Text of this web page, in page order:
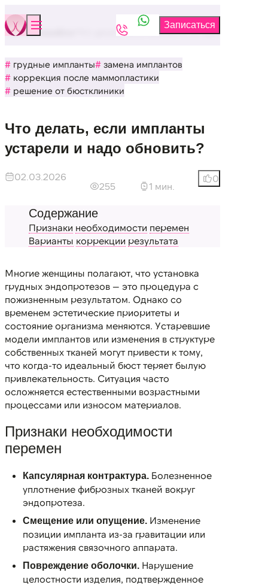
Бюстклиника Что делать, если импланты устарели и надо
грудные импланты
замена имплантов
коррекция после маммопластики
решение от бюстклиники
Что делать, если импланты
устарели и надо обновить?
02.03.2026
255
1 мин.
0
Признаки необходимости перемен
Варианты коррекции результата
Многие женщины полагают, что установка
грудных эндопротезов — это процедура с
пожизненным результатом. Однако со
временем эстетические приоритеты и
состояние организма меняются. Устаревшие
модели имплантов или изменения в структуре
собственных тканей могут привести к тому,
что когда-то идеальный бюст теряет былую
привлекательность. Ситуация часто
осложняется естественными возрастными
процессами или износом материалов.
Признаки необходимости
перемен
Капсулярная контрактура. Болезненное
уплотнение фиброзных тканей вокруг
эндопротеза.
Смещение или опущение. Изменение
позиции импланта из-за гравитации или
растяжения связочного аппарата.
Повреждение оболочки. Нарушение
целостности изделия, подтвержденное